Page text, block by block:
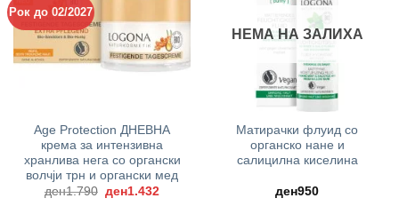
Рок до 02/2027
Age Protection ДНЕВНА
крема за интензивна
хранлива нега со органски
волчји трн и органски мед
ден1.790 Original
price
ден1.432Current
НЕМА НА ЗАЛИХА
Матирачки флуид со
органско нане и
салицилна киселина
ден950